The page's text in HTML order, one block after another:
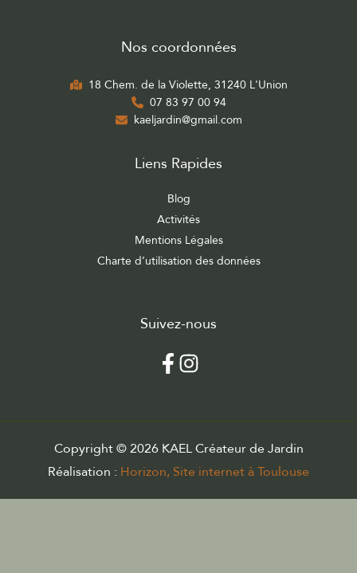
Nos coordonnées
18 Chem. de la Violette, 31240 L'Union
07 83 97 00 94
kaeljardin@gmail.com
Liens Rapides
Blog
Activités
Mentions Légales
Charte d’utilisation des données
Suivez-nous
Copyright © 2026 KAEL Créateur de Jardin
Réalisation : Horizon, Site internet à Toulouse